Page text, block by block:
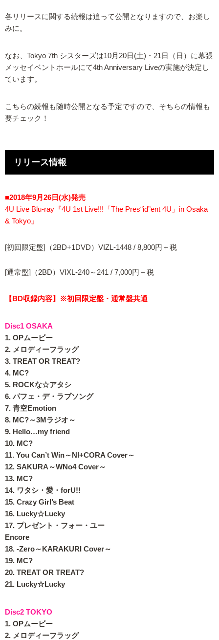
各リリースに関する続報は追って公開となりますので、お楽し
みに。
なお、Tokyo 7th シスターズは10月20日(土)・21日（日）に幕張
メッセイベントホールにて4th Anniversary Liveの実施が決定し
ています。
こちらの続報も随時公開となる予定ですので、そちらの情報も
要チェック！
リリース情報
■2018年9月26日(水)発売
4U Live Blu-ray『4U 1st Live!!!「The Pres“id”ent 4U」in Osaka
& Tokyo』
[初回限定盤]（2BD+1DVD）VIZL-1448 / 8,800円＋税
[通常盤]（2BD）VIXL-240～241 / 7,000円＋税
【BD収録内容】※初回限定盤・通常盤共通
Disc1 OSAKA
1. OPムービー
2. メロディーフラッグ
3. TREAT OR TREAT?
4. MC?
5. ROCKな☆アタシ
6. パフェ・デ・ラブソング
7. 青空Emotion
8. MC?～3Mラジオ～
9. Hello…my friend
10. MC?
11. You Can’t Win～NI+CORA Cover～
12. SAKURA～WNo4 Cover～
13. MC?
14. ワタシ・愛・forU!!
15. Crazy Girl’s Beat
16. Lucky☆Lucky
17. プレゼント・フォー・ユー
Encore
18. -Zero～KARAKURI Cover～
19. MC?
20. TREAT OR TREAT?
21. Lucky☆Lucky
Disc2 TOKYO
1. OPムービー
2. メロディーフラッグ